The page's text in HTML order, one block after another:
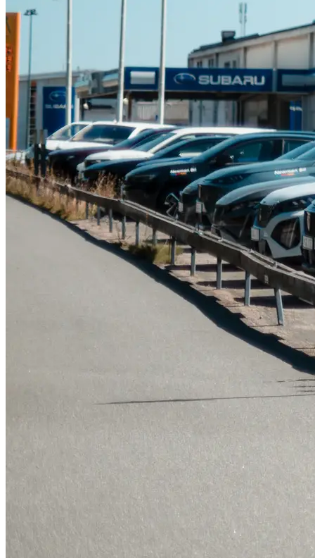
Suzuki
Leapmotor
Tillbehör & reservdelar